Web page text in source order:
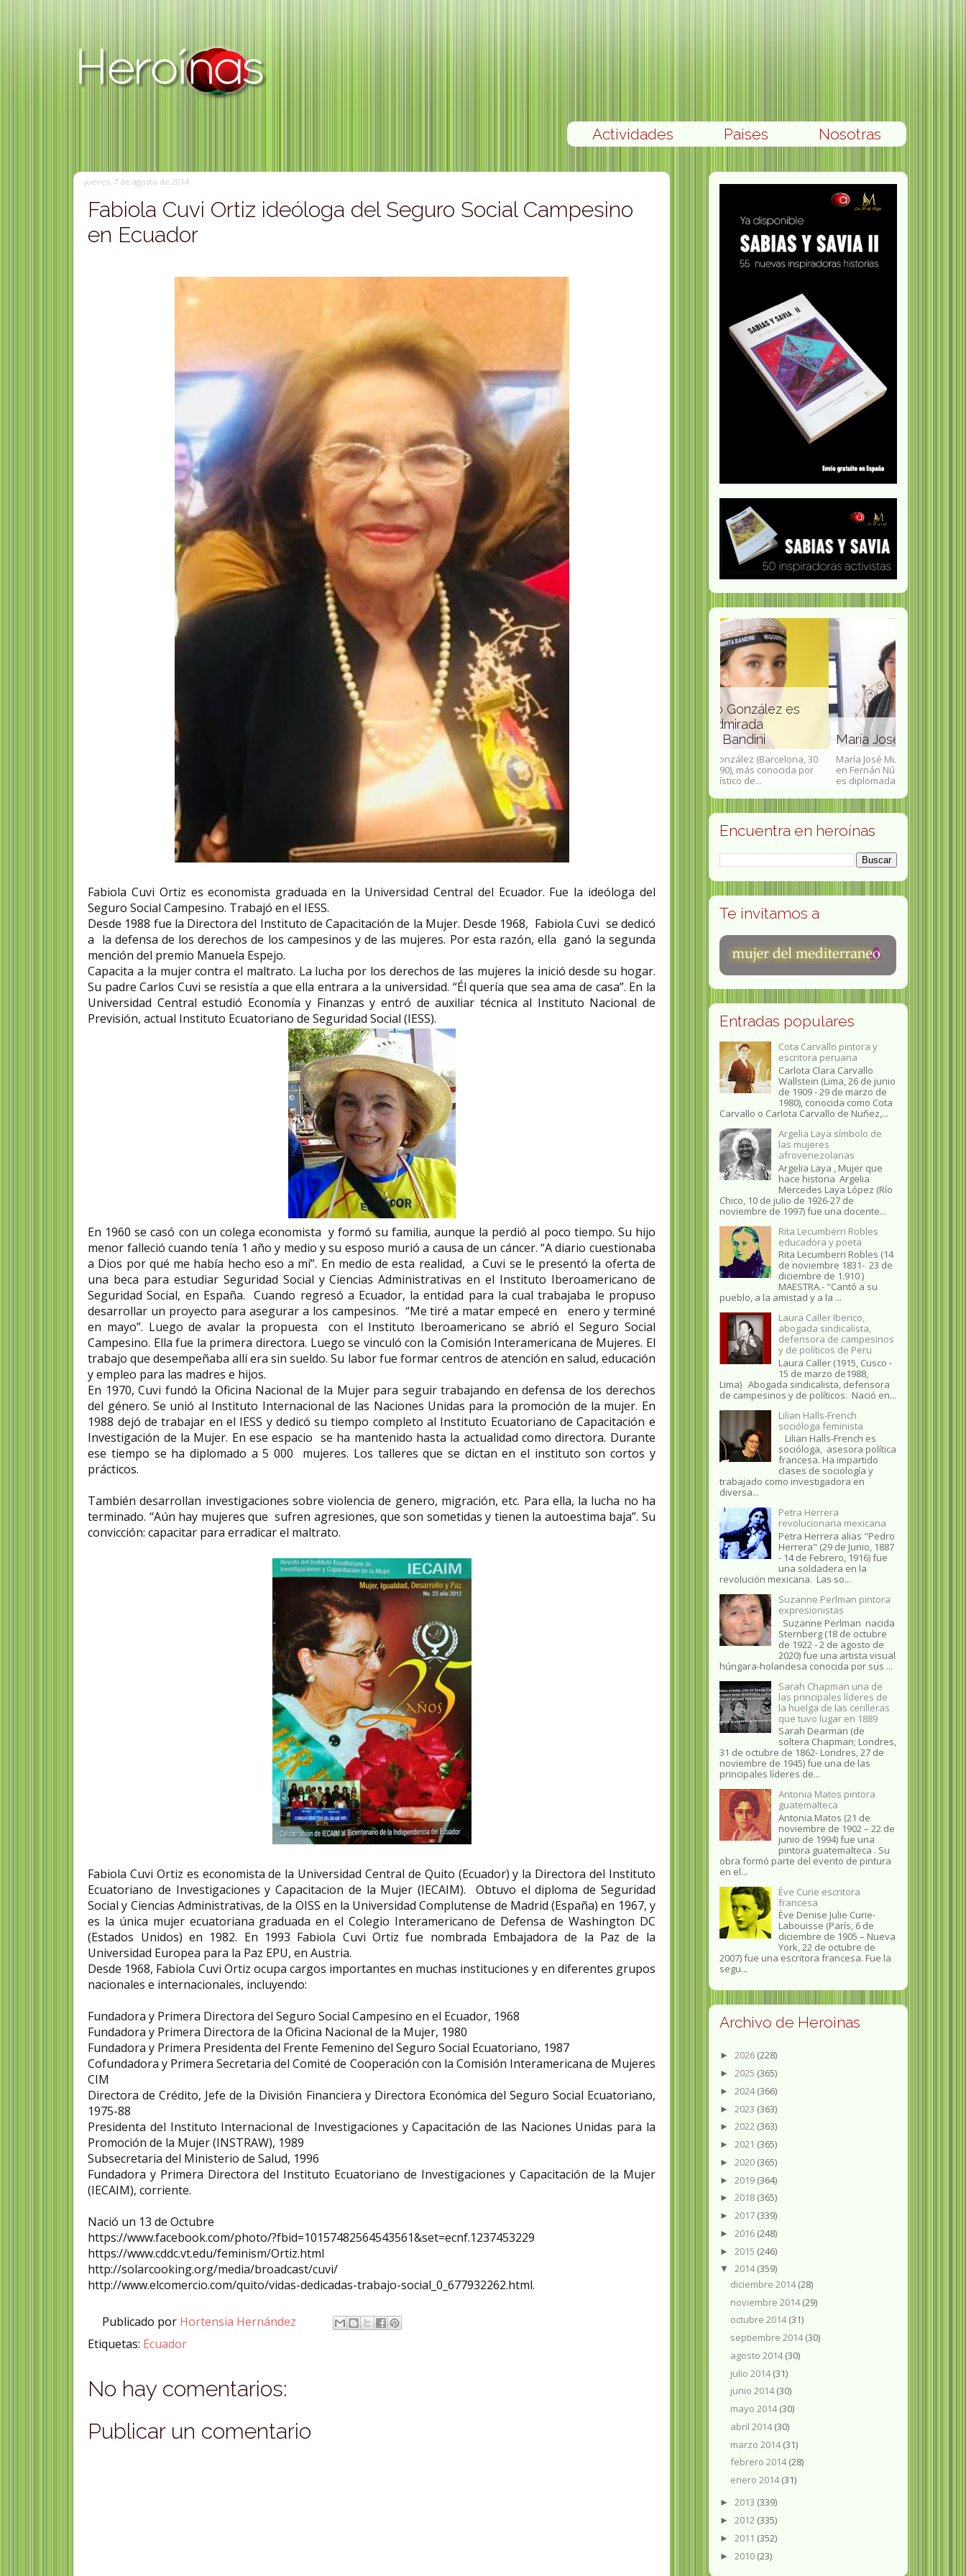
Nosotras
Paises
Actividades
jueves, 7 de agosto de 2014
Fabiola Cuvi Ortiz ideóloga del Seguro Social Campesino
en Ecuador
Fabiola Cuvi Ortiz es economista graduada en la Universidad Central del Ecuador. Fue la ideóloga del
Seguro Social Campesino. Trabajó en el IESS.
Desde 1988 fue la Directora del Instituto de Capacitación de la Mujer. Desde 1968, Fabiola Cuvi se dedicó
a la defensa de los derechos de los campesinos y de las mujeres. Por esta razón, ella ganó la segunda
mención del premio Manuela Espejo.
Capacita a la mujer contra el maltrato. La lucha por los derechos de las mujeres la inició desde su hogar.
Su padre Carlos Cuvi se resistía a que ella entrara a la universidad. “Él quería que sea ama de casa”. En la
Universidad Central estudió Economía y Finanzas y entró de auxiliar técnica al Instituto Nacional de
Previsión, actual Instituto Ecuatoriano de Seguridad Social (IESS).
En 1960 se casó con un colega economista y formó su familia, aunque la perdió al poco tiempo. Su hijo
menor falleció cuando tenía 1 año y medio y su esposo murió a causa de un cáncer. “A diario cuestionaba
a Dios por qué me había hecho eso a mí”. En medio de esta realidad, a Cuvi se le presentó la oferta de
una beca para estudiar Seguridad Social y Ciencias Administrativas en el Instituto Iberoamericano de
Seguridad Social, en España. Cuando regresó a Ecuador, la entidad para la cual trabajaba le propuso
desarrollar un proyecto para asegurar a los campesinos. “Me tiré a matar empecé en enero y terminé
en mayo”. Luego de avalar la propuesta con el Instituto Iberoamericano se abrió el Seguro Social
Campesino. Ella fue la primera directora. Luego se vinculó con la Comisión Interamericana de Mujeres. El
trabajo que desempeñaba allí era sin sueldo. Su labor fue formar centros de atención en salud, educación
y empleo para las madres e hijos.
En 1970, Cuvi fundó la Oficina Nacional de la Mujer para seguir trabajando en defensa de los derechos
del género. Se unió al Instituto Internacional de las Naciones Unidas para la promoción de la mujer. En
1988 dejó de trabajar en el IESS y dedicó su tiempo completo al Instituto Ecuatoriano de Capacitación e
Investigación de la Mujer. En ese espacio se ha mantenido hasta la actualidad como directora. Durante
ese tiempo se ha diplomado a 5 000 mujeres. Los talleres que se dictan en el instituto son cortos y
prácticos.
También desarrollan investigaciones sobre violencia de genero, migración, etc. Para ella, la lucha no ha
terminado. “Aún hay mujeres que sufren agresiones, que son sometidas y tienen la autoestima baja”. Su
convicción: capacitar para erradicar el maltrato.
Fabiola Cuvi Ortiz es economista de la Universidad Central de Quito (Ecuador) y la Directora del Instituto
Ecuatoriano de Investigaciones y Capacitacion de la Mujer (IECAIM). Obtuvo el diploma de Seguridad
Social y Ciencias Administrativas, de la OISS en la Universidad Complutense de Madrid (España) en 1967, y
es la única mujer ecuatoriana graduada en el Colegio Interamericano de Defensa de Washington DC
(Estados Unidos) en 1982. En 1993 Fabiola Cuvi Ortiz fue nombrada Embajadora de la Paz de la
Universidad Europea para la Paz EPU, en Austria.
Desde 1968, Fabiola Cuvi Ortiz ocupa cargos importantes en muchas instituciones y en diferentes grupos
nacionales e internacionales, incluyendo:
Fundadora y Primera Directora del Seguro Social Campesino en el Ecuador, 1968
Fundadora y Primera Directora de la Oficina Nacional de la Mujer, 1980
Fundadora y Primera Presidenta del Frente Femenino del Seguro Social Ecuatoriano, 1987
Cofundadora y Primera Secretaria del Comité de Cooperación con la Comisión Interamericana de Mujeres
CIM
Directora de Crédito, Jefe de la División Financiera y Directora Económica del Seguro Social Ecuatoriano,
1975-88
Presidenta del Instituto Internacional de Investigaciones y Capacitación de las Naciones Unidas para la
Promoción de la Mujer (INSTRAW), 1989
Subsecretaria del Ministerio de Salud, 1996
Fundadora y Primera Directora del Instituto Ecuatoriano de Investigaciones y Capacitación de la Mujer
(IECAIM), corriente.
Nació un 13 de Octubre
https://www.facebook.com/photo/?fbid=10157482564543561&set=ecnf.1237453229
https://www.cddc.vt.edu/feminism/Ortiz.html
http://solarcooking.org/media/broadcast/cuvi/
http://www.elcomercio.com/quito/vidas-dedicadas-trabajo-social_0_677932262.html.
Publicado por Hortensia Hernández
Etiquetas: Ecuador
No hay comentarios:
Publicar un comentario
Niède Guidon arqueóloga
brasileña
Niède Guidon ( Jaú , 12 de marzo de
1933 - São Raimundo Nonato , 4 de
junio de 2025 ) fue una...
de abril de 1990), más conocida por
el nombre artístico de...
María José Mures poeta
María José Mures (4 de Abril de 1970
en Fernán Núñez, Córdoba, España)
es diplomada en Educación...
Encuentra en heroínas
Te invitamos a
Entradas populares
Cota Carvallo pintora y
escritora peruana
Carlota Clara Carvallo
Wallstein (Lima, 26 de junio
de 1909 - 29 de marzo de
1980), conocida como Cota
Carvallo o Carlota Carvallo de Nuñez,...
Argelia Laya símbolo de
las mujeres
afrovenezolanas
Argelia Laya , Mujer que
hace historia Argelia
Mercedes Laya López (Río
Chico, 10 de julio de 1926-27 de
noviembre de 1997) fue una docente...
Rita Lecumberri Robles
educadora y poeta
Rita Lecumberri Robles (14
de noviembre 1831- 23 de
diciembre de 1.910 )
MAESTRA.- "Cantó a su
pueblo, a la amistad y a la ...
Laura Caller Iberico,
abogada sindicalista,
defensora de campesinos
y de políticos de Peru
Laura Caller (1915, Cusco -
15 de marzo de1988,
Lima) Abogada sindicalista, defensora
de campesinos y de políticos. Nació en...
Lilian Halls-French
socióloga feminista
Lilian Halls-French es
socióloga, asesora política
francesa. Ha impartido
clases de sociología y
trabajado como investigadora en
diversa...
Petra Herrera
revolucionaria mexicana
Petra Herrera alias "Pedro
Herrera" (29 de Junio, 1887
- 14 de Febrero, 1916) fue
una soldadera en la
revolución mexicana. Las so...
Suzanne Perlman pintora
expresionistas
Suzanne Perlman nacida
Sternberg (18 de octubre
de 1922 - 2 de agosto de
2020) fue una artista visual
húngara-holandesa conocida por sus ...
Sarah Chapman una de
las principales líderes de
la huelga de las cerilleras
que tuvo lugar en 1889
Sarah Dearman (de
soltera Chapman; Londres,
31 de octubre de 1862​- Londres, 27 de
noviembre de 1945)​ fue una de las
principales líderes de...
Antonia Matos pintora
guatemalteca
Antonia Matos (21 de
noviembre de 1902 – 22 de
junio de 1994) fue una
pintora guatemalteca . Su
obra formó parte del evento de pintura
en el...
Ève Curie escritora
francesa
Ève Denise Julie Curie-
Labouisse (París, 6 de
diciembre de 1905 – Nueva
York, 22 de octubre de
2007) fue una escritora francesa. Fue la
segu...
Archivo de Heroinas
► 2026 (228)
► 2025 (365)
► 2024(366)
► 2023 (363)
► 2022 (363)
► 2021 (365)
► 2020 (365)
► 2019 (364)
► 2018 (365)
► 2017 (339)
► 2016 (248)
► 2015 (246)
▼ 2014(359)
diciembre 2014(28)
noviembre 2014(29)
octubre 2014(31)
septiembre 2014(30)
agosto 2014(30)
julio 2014(31)
junio 2014(30)
mayo 2014(30)
abril 2014(30)
marzo 2014(31)
febrero 2014(28)
enero 2014(31)
► 2013 (339)
► 2012 (335)
► 2011 (352)
► 2010 (23)